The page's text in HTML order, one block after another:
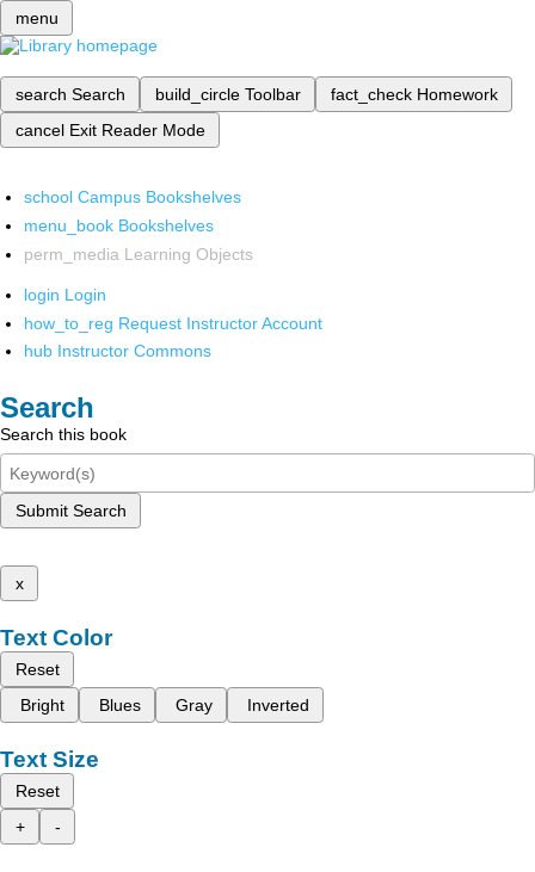
menu
search Search build_circle Toolbar fact_check Homework
cancel Exit Reader Mode
school Campus Bookshelves
menu_book Bookshelves
perm_media Learning Objects
login Login
how_to_reg Request Instructor Account
hub Instructor Commons
Search
Search this book
Submit Search
x
Text Color
Reset
Bright
Blues Gray Inverted
Text Size
Reset
+
-